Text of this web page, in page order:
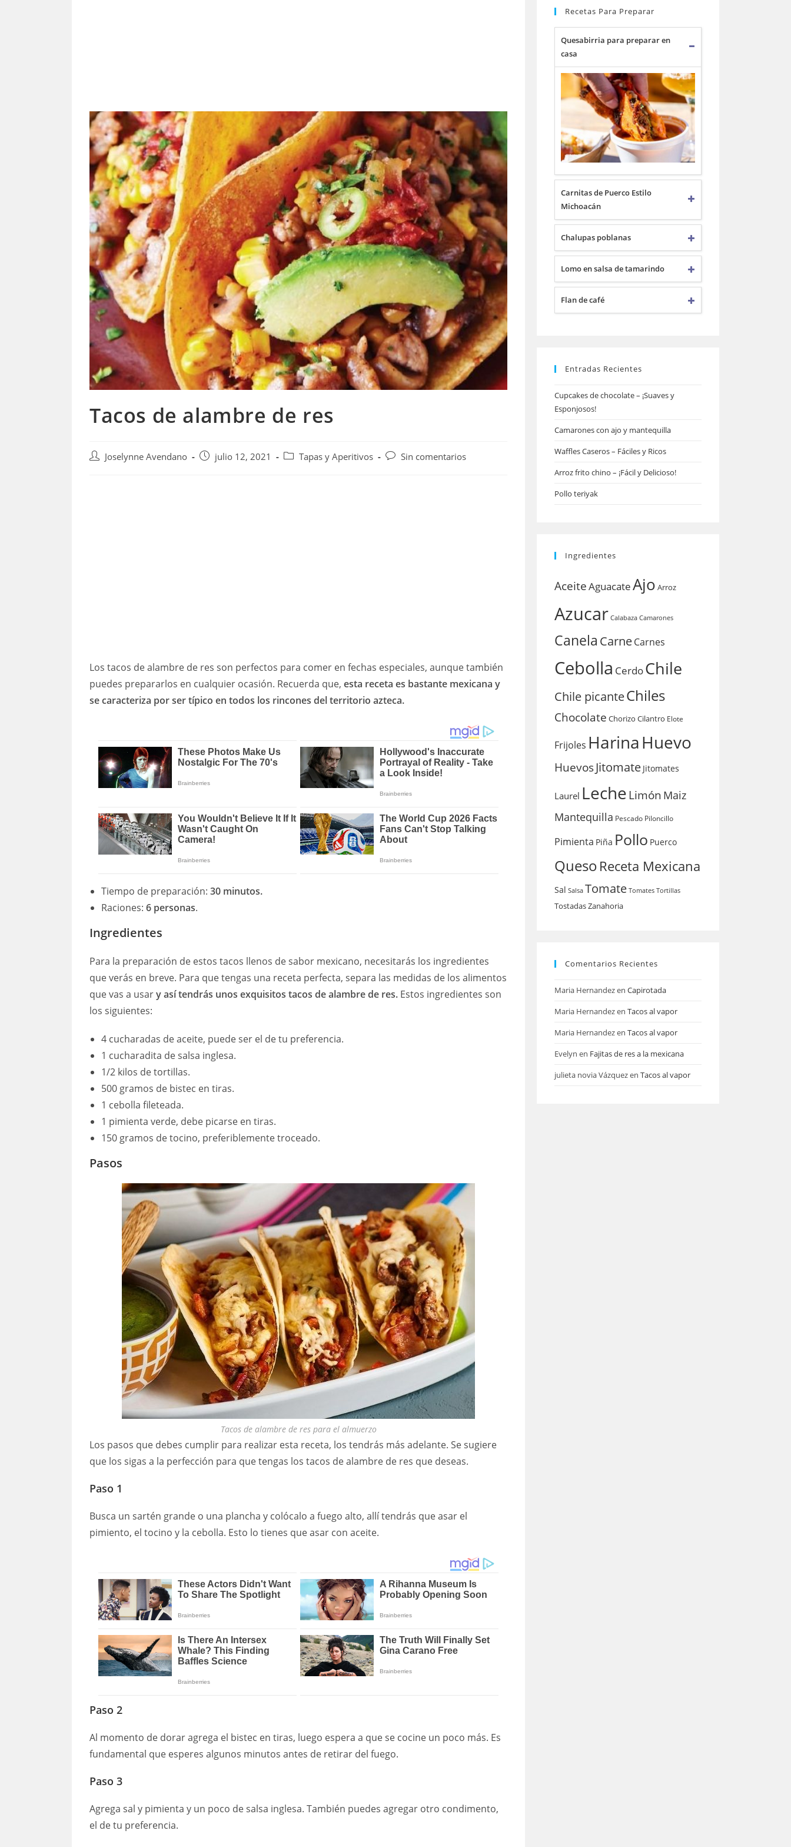
Tacos de alambre de res
AutorJoselynne Avendano
Publicación
julio 12, 2021
Categoría
Tapas y Aperitivos
Comentarios
Sin comentarios
Los tacos de alambre de res son perfectos para comer en fechas especiales, aunque también
puedes prepararlos en cualquier ocasión. Recuerda que, esta receta es bastante mexicana y
se caracteriza por ser típico en todos los rincones del territorio azteca.
Tiempo de preparación: 30 minutos.
Raciones: 6 personas.
Ingredientes
Para la preparación de estos tacos llenos de sabor mexicano, necesitarás los ingredientes
que verás en breve. Para que tengas una receta perfecta, separa las medidas de los alimentos
que vas a usary así tendrás unos exquisitos tacos de alambre de res. Estos ingredientes son
los siguientes:
4 cucharadas de aceite, puede ser el de tu preferencia.
1 cucharadita de salsa inglesa.
1/2 kilos de tortillas.
500 gramos de bistec en tiras.
1 cebolla fileteada.
1 pimienta verde, debe picarse en tiras.
150 gramos de tocino, preferiblemente troceado.
Pasos
Tacos de alambre de res para el almuerzo
Los pasos que debes cumplir para realizar esta receta, los tendrás más adelante. Se sugiere
que los sigas a la perfección para que tengas los tacos de alambre de res que deseas.
Paso 1
Busca un sartén grande o una plancha y colócalo a fuego alto, allí tendrás que asar el
pimiento, el tocino y la cebolla. Esto lo tienes que asar con aceite.
Paso 2
Al momento de dorar agrega el bistec en tiras, luego espera a que se cocine un poco más. Es
fundamental que esperes algunos minutos antes de retirar del fuego.
Paso 3
Agrega sal y pimienta y un poco de salsa inglesa. También puedes agregar otro condimento,
el de tu preferencia.
Recetas Para Preparar
Quesabirria para preparar en
casa
Carnitas de Puerco Estilo
Michoacán
Chalupas poblanas
Lomo en salsa de tamarindo
Flan de café
Entradas Recientes
Cupcakes de chocolate – ¡Suaves y
Esponjosos!
Camarones con ajo y mantequilla
Waffles Caseros – Fáciles y Ricos
Arroz frito chino – ¡Fácil y Delicioso!
Pollo teriyak
Ingredientes
AceiteAguacateAjo Arroz
Azucar Calabaza Camarones
Canela CarneCarnes
Cebolla CerdoChile
Chile picanteChiles
Chocolate Chorizo Cilantro Elote
Frijoles HarinaHuevo
HuevosJitomate Jitomates
Laurel LecheLimón Maiz
Mantequilla Pescado Piloncillo
Pimienta Piña Pollo Puerco
QuesoReceta Mexicana
Sal Salsa Tomate Tomates Tortillas
TostadasZanahoria
Comentarios Recientes
Maria Hernandezen Capirotada
Maria Hernandezen Tacos al vapor
Maria Hernandezen Tacos al vapor
Evelyn en Fajitas de res a la mexicana
julieta novia Vázquezen Tacos al vapor